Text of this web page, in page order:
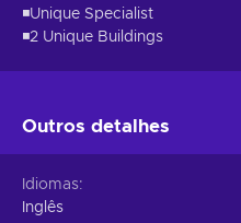
◾Unique Specialist
◾2 Unique Buildings
Outros detalhes
Idiomas
Inglês